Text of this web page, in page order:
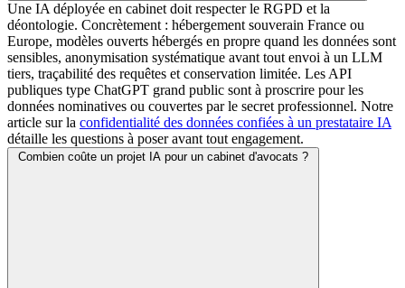
Une IA déployée en cabinet doit respecter le RGPD et la
déontologie. Concrètement : hébergement souverain France ou
Europe, modèles ouverts hébergés en propre quand les données sont
sensibles, anonymisation systématique avant tout envoi à un LLM
tiers, traçabilité des requêtes et conservation limitée. Les API
publiques type ChatGPT grand public sont à proscrire pour les
données nominatives ou couvertes par le secret professionnel. Notre
article sur la confidentialité des données confiées à un prestataire IA
détaille les questions à poser avant tout engagement.
Combien coûte un projet IA pour un cabinet d'avocats ?